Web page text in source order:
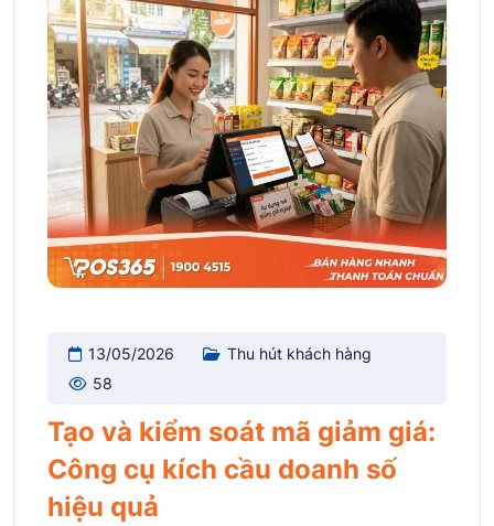
13/05/2026
Thu hút khách hàng
58
Tạo và kiểm soát mã giảm giá:
Công cụ kích cầu doanh số
hiệu quả